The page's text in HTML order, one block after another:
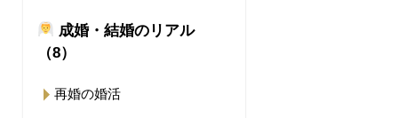
成婚・結婚のリアル
（8）
再婚の婚活